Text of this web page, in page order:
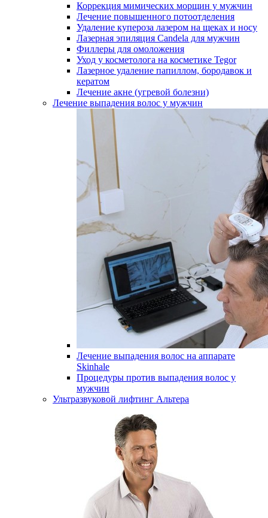
Коррекция мимических морщин у мужчин
Лечение повышенного потоотделения
Удаление купероза лазером на щеках и носу
Лазерная эпиляция Candela для мужчин
Филлеры для омоложения
Уход у косметолога на косметике Tegor
Лазерное удаление папиллом, бородавок и
кератом
Лечение акне (угревой болезни)
Лечение выпадения волос у мужчин
Лечение выпадения волос на аппарате
Skinhale
Процедуры против выпадения волос у
мужчин
Ультразвуковой лифтинг Альтера